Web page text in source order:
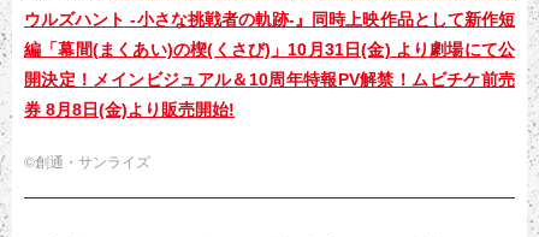
ウルズハント -小さな挑戦者の軌跡-』同時上映作品として新作短
編「幕間(まくあい)の楔(くさび)」10月31日(金) より劇場にて公
開決定！メインビジュアル＆10周年特報PV解禁！ムビチケ前売
券 8月8日(金)より販売開始!
©創通・サンライズ